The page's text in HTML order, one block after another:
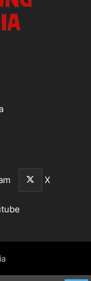
X